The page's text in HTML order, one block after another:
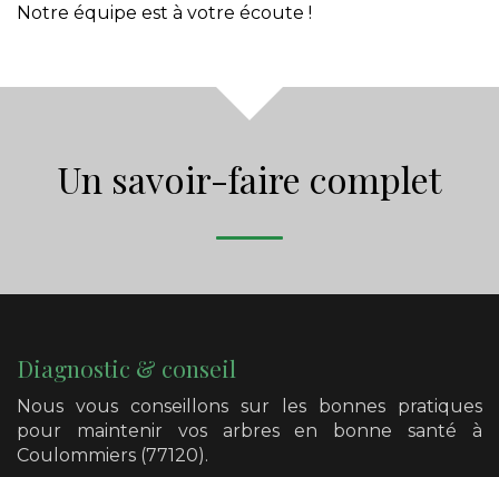
Notre équipe est à votre écoute !
Un savoir-faire complet
Diagnostic & conseil
Nous vous conseillons sur les bonnes pratiques
pour maintenir vos arbres en bonne santé à
Coulommiers (77120).